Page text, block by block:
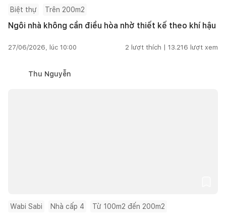
Biệt thự Trên 200m2
Ngôi nhà không cần điều hòa nhờ thiết kế theo khí hậu
27/06/2026, lúc 10:00 2 lượt thích | 13.216 lượt xem
Thu Nguyễn
Wabi Sabi Nhà cấp 4 Từ 100m2 đến 200m2